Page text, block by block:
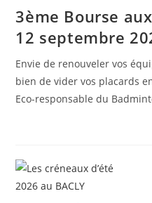
3ème Bourse
12 septembre
Envie de renouveler vos
bien de vider vos placards
Eco-responsable du